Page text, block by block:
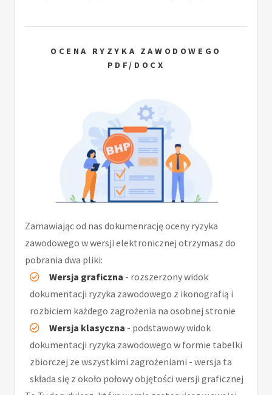
OCENA RYZYKA ZAWODOWEGO
PDF/DOCX
Zamawiając od nas dokumenrację oceny ryzyka
zawodowego w wersji elektronicznej otrzymasz do
pobrania dwa pliki:
Wersja graficzna - rozszerzony widok
dokumentacji ryzyka zawodowego z ikonografią i
rozbiciem każdego zagrożenia na osobnej stronie
Wersja klasyczna - podstawowy widok
dokumentacji ryzyka zawodowego w formie tabelki
zbiorczej ze wszystkimi zagrożeniami - wersja ta
składa się z około połowy objętości wersji graficznej